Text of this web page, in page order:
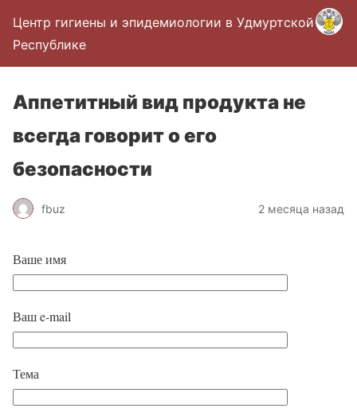
Центр гигиены и эпидемиологии в Удмуртской
Республике
Аппетитный вид продукта не
всегда говорит о его
безопасности
fbuz 2 месяца назад
Ваше имя
Ваш e-mail
Тема